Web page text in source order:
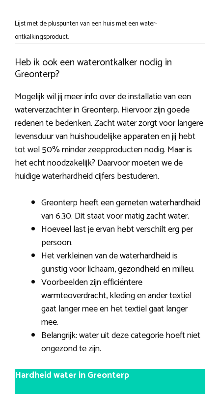
Lijst met de pluspunten van een huis met een water-
ontkalkingsproduct.
Heb ik ook een waterontkalker nodig in
Greonterp?
Mogelijk wil jij meer info over de installatie van een
waterverzachter in Greonterp. Hiervoor zijn goede
redenen te bedenken. Zacht water zorgt voor langere
levensduur van huishoudelijke apparaten en jij hebt
tot wel 50% minder zeepproducten nodig. Maar is
het echt noodzakelijk? Daarvoor moeten we de
huidige waterhardheid cijfers bestuderen.
Greonterp heeft een gemeten waterhardheid
van 6.30. Dit staat voor matig zacht water.
Hoeveel last je ervan hebt verschilt erg per
persoon.
Het verkleinen van de waterhardheid is
gunstig voor lichaam, gezondheid en milieu.
Voorbeelden zijn efficiëntere
warmteoverdracht, kleding en ander textiel
gaat langer mee en het textiel gaat langer
mee.
Belangrijk: water uit deze categorie hoeft niet
ongezond te zijn.
Hardheid water in Greonterp